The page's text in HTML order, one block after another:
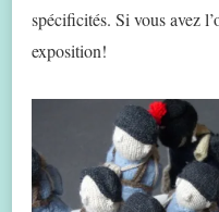
spécificités. Si vous avez
exposition!